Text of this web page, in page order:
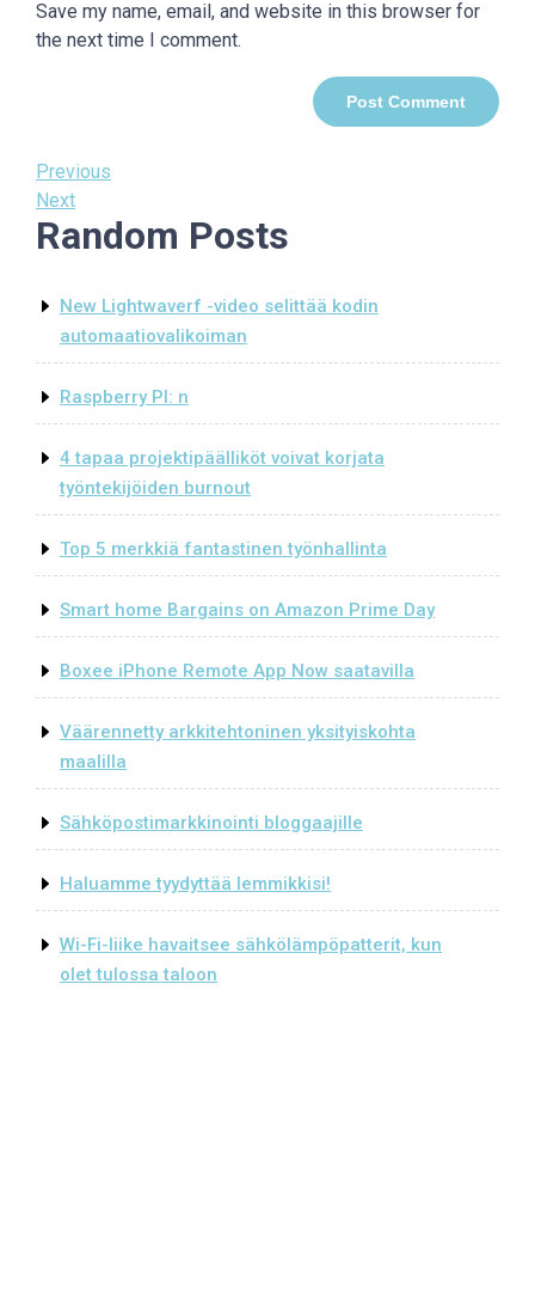
Save my name, email, and website in this browser for
the next time I comment.
Post
navigation
Previous
Post
Previous
Next
Post
Next
Random Posts
New Lightwaverf -video selittää kodin
automaatiovalikoiman
Raspberry PI: n
4 tapaa projektipäälliköt voivat korjata
työntekijöiden burnout
Top 5 merkkiä fantastinen työnhallinta
Smart home Bargains on Amazon Prime Day
Boxee iPhone Remote App Now saatavilla
Väärennetty arkkitehtoninen yksityiskohta
maalilla
Sähköpostimarkkinointi bloggaajille
Haluamme tyydyttää lemmikkisi!
Wi-Fi-liike havaitsee sähkölämpöpatterit, kun
olet tulossa taloon